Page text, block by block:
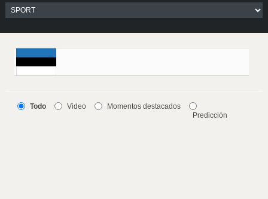
Todo Video
Momentos destacados
Predicción